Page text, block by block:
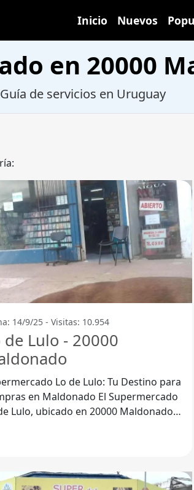
Inicio Nuevos
en 20000
Guía de servicios en Uruguay
14/9/25 - Visitas: 10.954
de Lulo - 20000
Lo de Lulo: Tu Destino para
en Maldonado El Supermercado
Lulo, ubicado en 20000 Maldonado,